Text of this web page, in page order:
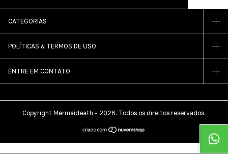
CATEGORIAS
POLÍTICAS & TERMOS DE USO
ENTRE EM CONTATO
Copyright Mermaideath - 2026. Todos os direitos reservados.